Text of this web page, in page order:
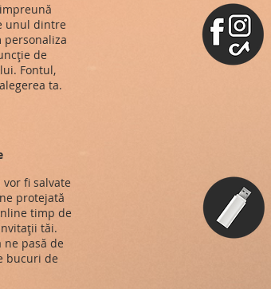
unul dintre
personaliza
de
Fontul,
ta.
fi salvate
protejată
timp de
tăi.
pasă de
bucuri de